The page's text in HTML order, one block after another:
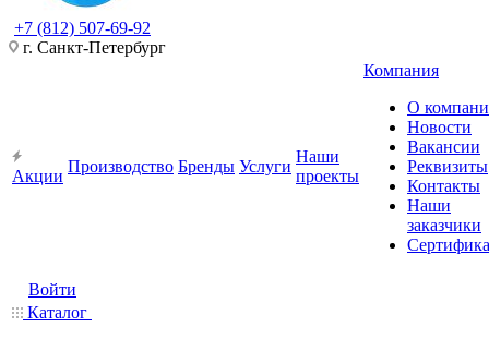
+7 (812) 507-69-92
г. Санкт-Петербург
Акции
Производство Бренды Услуги
Наши
проекты
Компания
О
Новости
Вакансии
Реквизиты
Контакты
Наши
заказчики
Войти
Каталог